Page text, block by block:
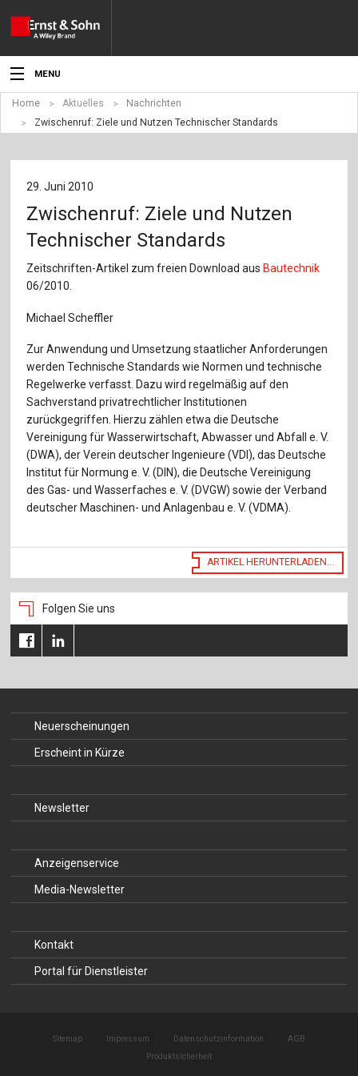
MENU
Aktuelles
Angebote
Fachgebiete
Werben
Service
Für Autor:innen
Verlag
Sprache / Language: DE Sprache / Language: EN
Home Aktuelles
Nachrichten
Zwischenruf: Ziele und Nutzen Technischer Standards
29. Juni 2010
Zwischenruf: Ziele und Nutzen
Technischer Standards
Zeitschriften-Artikel zum freien Download aus Bautechnik
06/2010.
Michael Scheffler
Zur Anwendung und Umsetzung staatlicher Anforderungen
werden Technische Standards wie Normen und technische
Regelwerke verfasst. Dazu wird regelmäßig auf den
Sachverstand privatrechtlicher Institutionen
zurückgegriffen. Hierzu zählen etwa die Deutsche
Vereinigung für Wasserwirtschaft, Abwasser und Abfall e. V.
(DWA), der Verein deutscher Ingenieure (VDI), das Deutsche
Institut für Normung e. V. (DIN), die Deutsche Vereinigung
des Gas- und Wasserfaches e. V. (DVGW) sowie der Verband
deutscher Maschinen- und Anlagenbau e. V. (VDMA).
ARTIKEL HERUNTERLADEN...
Folgen Sie uns
Neuerscheinungen
Erscheint in Kürze
Newsletter
Anzeigenservice
Media-Newsletter
Kontakt
Portal für Dienstleister
Sitemap Impressum Datenschutzinformation
AGB
Produktsicherheit